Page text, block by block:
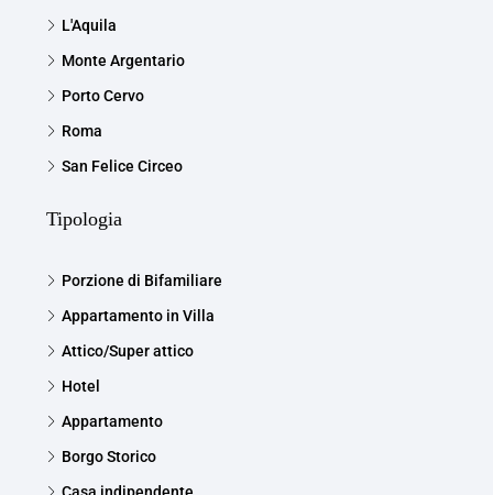
L'Aquila
Monte Argentario
Porto Cervo
Roma
San Felice Circeo
Tipologia
Porzione di Bifamiliare
Appartamento in Villa
Attico/Super attico
Hotel
Appartamento
Borgo Storico
Casa indipendente